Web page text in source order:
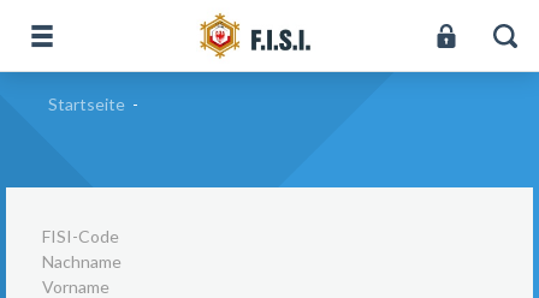
Startseite -
FISI-Code
Nachname
Vorname